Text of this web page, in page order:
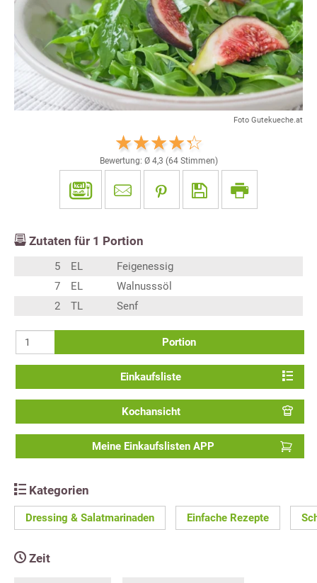
Foto Gutekueche.at
Bewertung: Ø 4,3 (64Stimmen)
Zutaten für 1 Portion
5 EL
Feigenessig
7
EL
Walnusssöl
2
TL Senf
Portion
Einkaufsliste
Kochansicht
Meine Einkaufslisten APP
Kategorien
Dressing & Salatmarinaden Einfache Rezepte
Zeit